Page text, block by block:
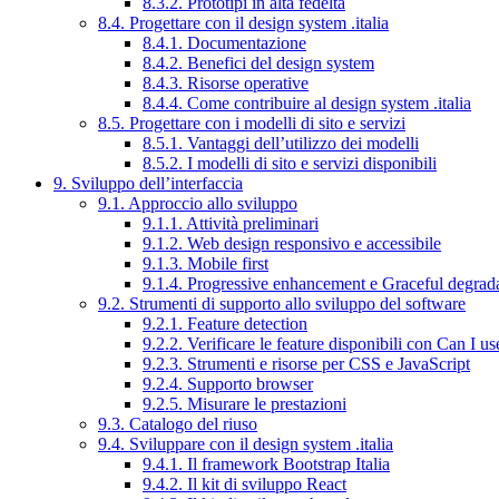
8.4. Progettare con il design system .italia
8.4.1. Documentazione
8.4.2. Benefici del design system
8.4.3. Risorse operative
8.4.4. Come contribuire al design system .italia
8.5. Progettare con i modelli di sito e servizi
8.5.1. Vantaggi dell’utilizzo dei modelli
8.5.2. I modelli di sito e servizi disponibili
9. Sviluppo dell’interfaccia
9.1. Approccio allo sviluppo
9.1.1. Attività preliminari
9.1.2. Web design responsivo e accessibile
9.1.3. Mobile first
9.1.4. Progressive enhancement e Graceful
9.2. Strumenti di supporto allo sviluppo del software
9.2.1. Feature detection
9.2.2. Verificare le feature disponibili con Can I
9.2.3. Strumenti e risorse per CSS e JavaScript
9.2.4. Supporto browser
9.2.5. Misurare le prestazioni
9.3. Catalogo del riuso
9.4. Sviluppare con il design system .italia
9.4.1. Il framework Bootstrap Italia
9.4.2. Il kit di sviluppo React